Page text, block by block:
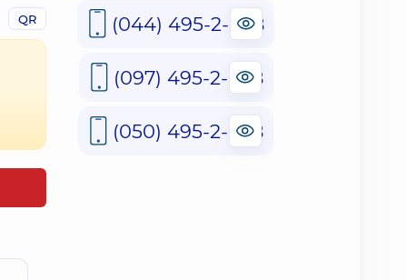
QR (044) 495-2-888
(097) 495-2-888
(050) 495-2-888